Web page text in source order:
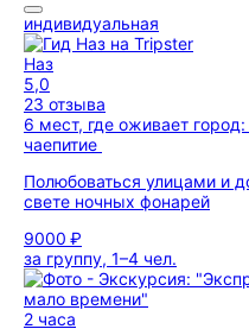
индивидуальная
Наз
5,0
23 отзыва
6 мест, где оживает
чаепитие
Полюбоваться улицами и
свете ночных фонарей
9000 ₽
за группу, 1–4 чел.
2 часа